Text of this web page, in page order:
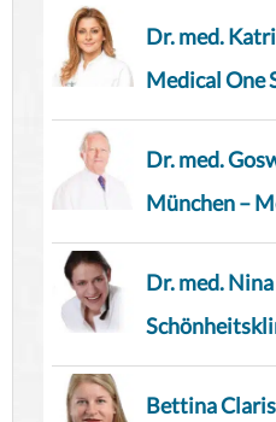
Dr. med.
Medical One
Dr. med.
München –
Dr. med.
Bettina